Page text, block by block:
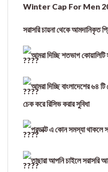
Winter Cap For Men
সরাসরি চায়না থেকে আমদানিকৃত
আমরা দিচ্ছি শতভাগ কোয়ালিটি
আমরা দিচ্ছি বাংলাদেশের ৬৪
চেক করে রিসিভ করার সুবিধা
প্রডাক্ট এ কোন সমস্যা থাকলে
তাছারা আপনি চাইলে সরাসরি